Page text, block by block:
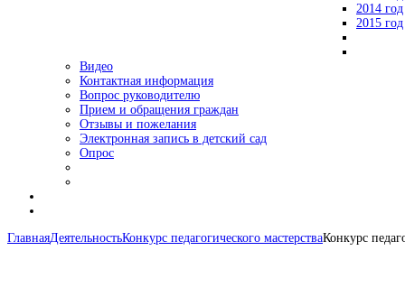
2014 год
2015 год
Видео
Контактная информация
Вопрос руководителю
Прием и обращения граждан
Отзывы и пожелания
Электронная запись в детский сад
Опрос
ГлавнаяДеятельностьКонкурс педагогического мастерстваКонкурс